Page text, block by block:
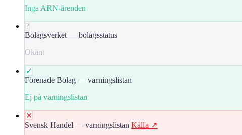
Inga ARN-ärenden
?
Bolagsverket — bolagsstatus
Okänt
✓
Förenade Bolag — varningslistan
Ej på varningslistan
✕
Svensk Handel — varningslistan Källa ↗